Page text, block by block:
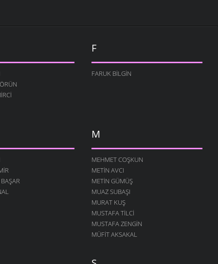
F
FARUK BILGIN
M
MEHMET COŞKUN
METIN AVCI
METIN GÜMÜŞ
MUAZ SUBAŞI
MURAT KUŞ
MUSTAFA TILCI
MUSTAFA ZENGIN
MÜFIT AKSAKAL